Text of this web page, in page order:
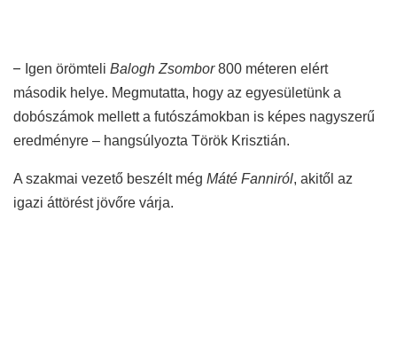
– Igen örömteli Balogh Zsombor800 méteren elért
második helye. Megmutatta, hogy az egyesületünk a
dobószámok mellett a futószámokban is képes nagyszerű
eredményre – hangsúlyozta Török Krisztián.
A szakmai vezető beszélt még Máté Fanniról, akitől az
igazi áttörést jövőre várja.